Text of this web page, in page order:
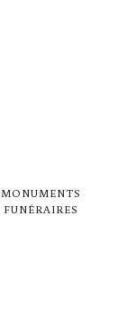
MONUMENTS
FUNÉRAIRES